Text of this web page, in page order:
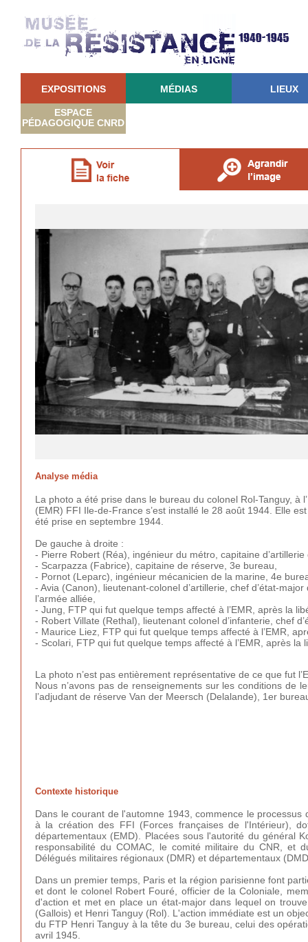
EXPOSITIONS MÉDIAS LIEUX
ESPACE
PÉDAGOGIQUE CNRD
Analyse média
La photo a été prise dans le bureau du colonel Rol-Tanguy, à
(EMR) FFI Ile-de-France s’est installé le 28 août 1944. Elle
été prise en septembre 1944.
De gauche à droite :
- Pierre Robert (Réa), ingénieur du métro, capitaine
- Scarpazza (Fabrice), capitaine de réserve, 3e bureau,
- Pornot (Leparc), ingénieur mécanicien de la marine, 4e
- Avia (Canon), lieutenant-colonel d’artillerie, chef d’état-
l’armée alliée,
- Jung, FTP qui fut quelque temps affecté à l’EMR, après la
- Robert Villate (Rethal), lieutenant colonel d’infanterie, chef
- Maurice Liez, FTP qui fut quelque temps affecté à l’EMR,
- Scolari, FTP qui fut quelque temps affecté à l’EMR, après la
La photo n’est pas entièrement représentative de ce que fut
Nous n’avons pas de renseignements sur les conditions de
l’adjudant de réserve Van der Meersch (Delalande), 1er
Contexte historique
Dans le courant de l'automne 1943, commence le
à la création des FFI (Forces françaises de l'Intérieur),
départementaux (EMD). Placées sous l'autorité du général
responsabilité du COMAC, le comité militaire du CNR, et
Délégués militaires régionaux (DMR) et départementaux
Dans un premier temps, Paris et la région parisienne font
et dont le colonel Robert Fouré, officier de la Coloniale,
d'action et met en place un état-major dans lequel on
(Gallois) et Henri Tanguy (Rol). L'action immédiate est un
du FTP Henri Tanguy à la tête du 3e bureau, celui des
avril 1945.